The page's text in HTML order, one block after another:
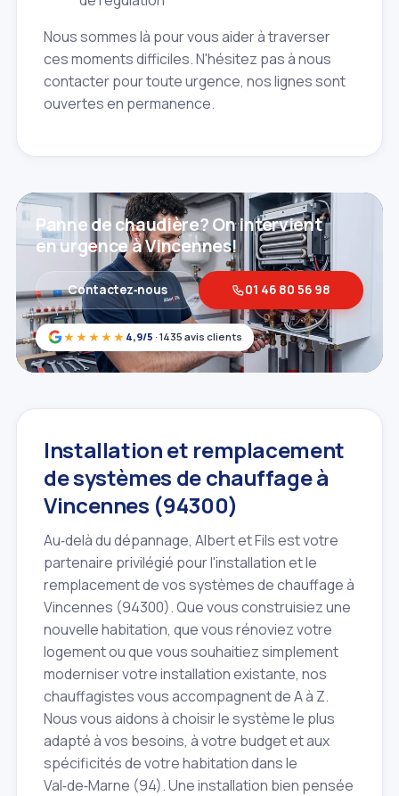
Nous sommes là pour vous aider à traverser
ces moments difficiles. N'hésitez pas à nous
contacter pour toute urgence, nos lignes sont
ouvertes en permanence.
★★★★★ 4,9/5 · 1435 avis clients
Panne de chaudière? On intervient
en urgence à Vincennes!
Contactez‑nous 01 46 80 56 98
Installation et remplacement
de systèmes de chauffage à
Vincennes (94300)
Au‑delà du dépannage, Albert et Fils est votre
partenaire privilégié pour l'installation et le
remplacement de vos systèmes de chauffage à
Vincennes (94300). Que vous construisiez une
nouvelle habitation, que vous rénoviez votre
logement ou que vous souhaitiez simplement
moderniser votre installation existante, nos
chauffagistes vous accompagnent de A à Z.
Nous vous aidons à choisir le système le plus
adapté à vos besoins, à votre budget et aux
spécificités de votre habitation dans le
Val‑de‑Marne (94). Une installation bien pensée